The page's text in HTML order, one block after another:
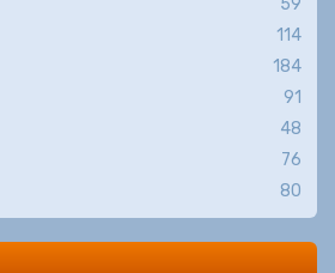
59
114
184
91
48
76
80